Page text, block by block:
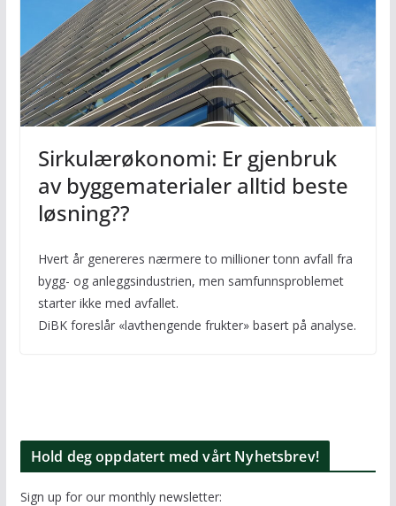
Sirkulærøkonomi: Er gjenbruk
av byggematerialer alltid beste
løsning??
Hvert år genereres nærmere to millioner tonn avfall fra
bygg- og anleggsindustrien, men samfunnsproblemet
starter ikke med avfallet.
DiBK foreslår «lavthengende frukter» basert på analyse.
Hold deg oppdatert med vårt Nyhetsbrev!
Sign up for our monthly newsletter: